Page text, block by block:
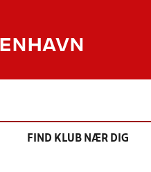
FIND KLUB NÆR DIG